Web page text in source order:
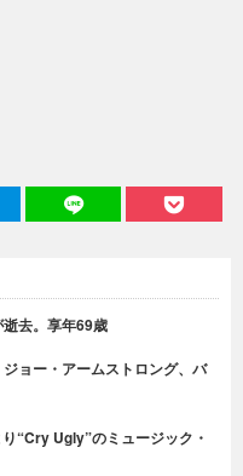
去。享年69歳
ョー・アームストロング、バ
“Cry Ugly”のミュージック・